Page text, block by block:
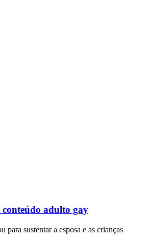
adulto gay
sustentar a esposa e as crianças